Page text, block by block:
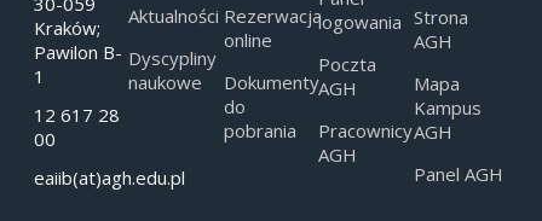
Kraków;
Pawilon B-
1
12 617 28
00
eaiib(at)agh.edu.pl
Aktualności
Dyscypliny
naukowe
Rezerwacja
online
Dokumenty
do
pobrania
logowania
Poczta
AGH
Pracownicy
AGH
Strona
AGH
Mapa
Kampus
AGH
Panel AGH